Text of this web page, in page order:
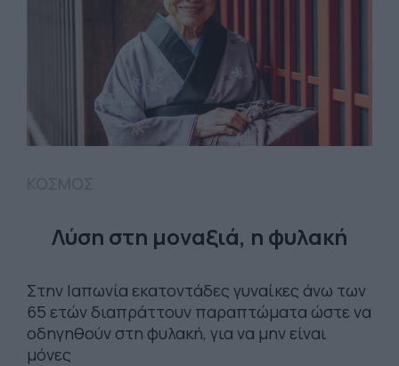
Λύση στη μοναξιά, η φυλακή
Στην Ιαπωνία εκατοντάδες γυναίκες άνω των
65 ετών διαπράττουν παραπτώματα ώστε να
οδηγηθούν στη φυλακή, για να μην είναι
μόνες